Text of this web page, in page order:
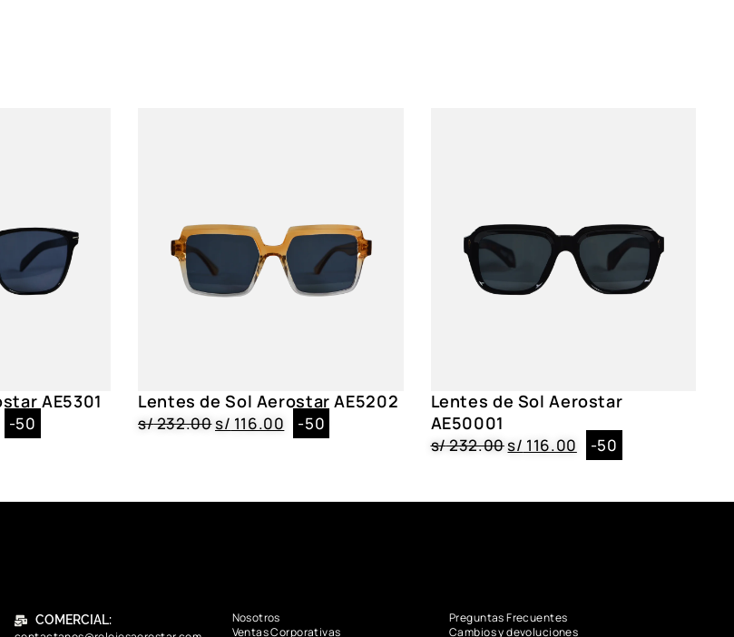
AE5301
-50
Lentes de Sol Aerostar AE5202
s/232.00s/ 116.00 -50
Lentes de Sol Aerostar
AE50001
s/232.00s/ 116.00 -50
COMERCIAL:
Nosotros
Ventas Corporativas
Preguntas Frecuentes
Cambios y devoluciones